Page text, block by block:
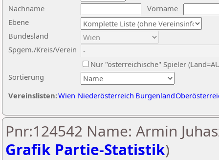
Nachname
Vorname
Ebene
Sortierung
Bundesland
Spgem./Kreis/Verein
Nur "österreichische" Spieler
Vereinslisten:Wien Niederösterreich Burgenland
Pnr:124542 Name: Armin
Grafik Partie-Statistik)